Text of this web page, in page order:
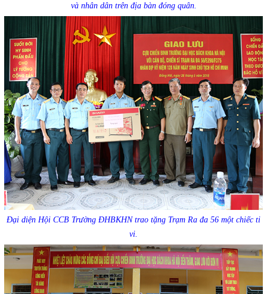
và nhân dân trên địa bàn đóng quân.
Đại diện Hội CCB Trường ĐHBKHN trao tặng Trạm Ra đa 56 một chiếc ti
vi.